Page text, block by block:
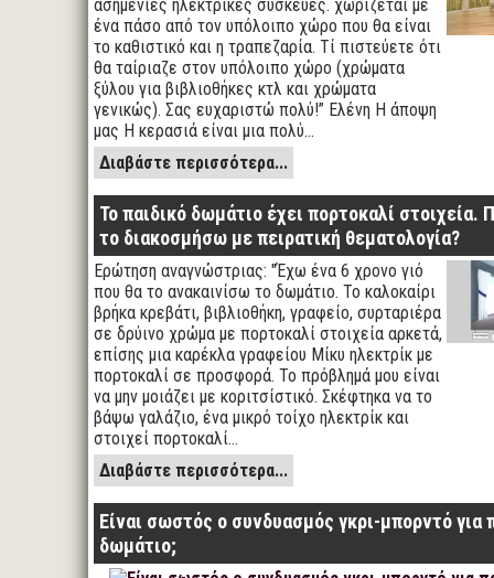
ασημένιες ηλεκτρικές συσκευές. χωρίζεται με
ένα πάσο από τον υπόλοιπο χώρο που θα είναι
το καθιστικό και η τραπεζαρία. Τί πιστεύετε ότι
θα ταίριαζε στον υπόλοιπο χώρο (χρώματα
ξύλου για βιβλιοθήκες κτλ και χρώματα
γενικώς). Σας ευχαριστώ πολύ!” Ελένη Η άποψη
μας Η κερασιά είναι μια πολύ…
Διαβάστε περισσότερα...
Το παιδικό δωμάτιο έχει πορτοκαλί
το διακοσμήσω με πειρατική θεματολογία?
Ερώτηση αναγνώστριας: "Έχω ένα 6 χρονο γιό
που θα το ανακαινίσω το δωμάτιο. Το καλοκαίρι
βρήκα κρεβάτι, βιβλιοθήκη, γραφείο, συρταριέρα
σε δρύινο χρώμα με πορτοκαλί στοιχεία αρκετά,
επίσης μια καρέκλα γραφείου Μίκυ ηλεκτρίκ με
πορτοκαλί σε προσφορά. Το πρόβλημά μου είναι
να μην μοιάζει με κοριτσίστικό. Σκέφτηκα να το
βάψω γαλάζιο, ένα μικρό τοίχο ηλεκτρίκ και
στοιχεί πορτοκαλί…
Διαβάστε περισσότερα...
Είναι σωστός ο συνδυασμός γκρι-μπορντό για
δωμάτιο;